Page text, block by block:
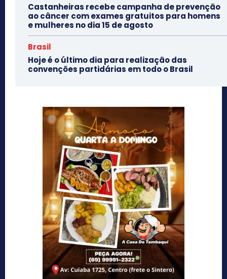
Castanheiras recebe campanha de prevenção
ao câncer com exames gratuitos para homens
e mulheres no dia 15 de agosto
Brasil
Hoje é o último dia para realização das
convenções partidárias em todo o Brasil